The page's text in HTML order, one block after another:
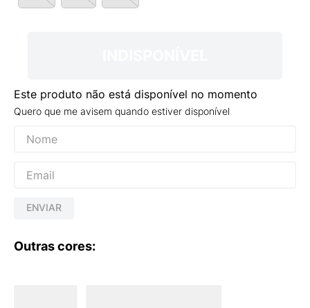
Este produto não está disponível no momento
Quero que me avisem quando estiver disponível
ENVIAR
Outras cores: